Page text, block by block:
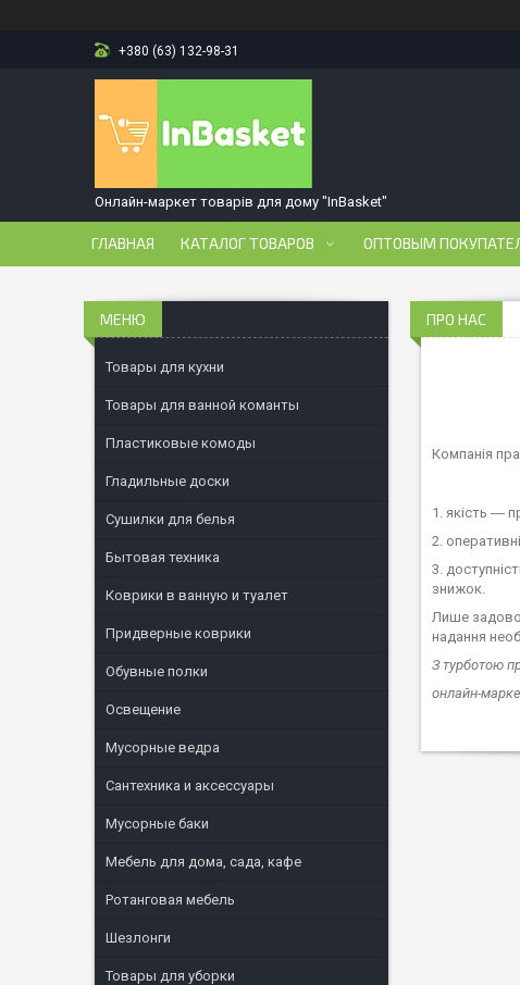
+380 (63) 132-98-31
Онлайн-маркет товарів для дому "InBasket"
ГЛАВНАЯ КАТАЛОГ ТОВАРОВ ОПТОВЫМ
ПРО НАС
Компанія
1. якість ―
2.
3.
знижок.
Лише
надання
З турботою
онлайн-
Товары для кухни
Товары для ванной команты
Пластиковые комоды
Гладильные доски
Сушилки для белья
Бытовая техника
Коврики в ванную и туалет
Придверные коврики
Обувные полки
Освещение
Мусорные ведра
Сантехника и аксессуары
Мусорные баки
Мебель для дома, сада, кафе
Ротанговая мебель
Шезлонги
Товары для уборки